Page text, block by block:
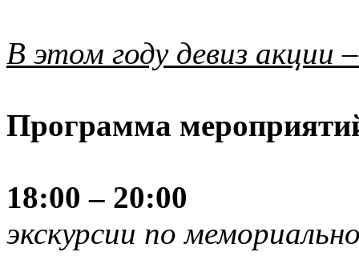
В этом году девиз акции
Программа
18:00 – 20:00
экскурсии по